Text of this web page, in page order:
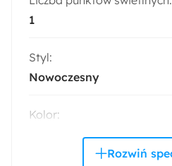
1
Styl:
Nowoczesny
Kolor: